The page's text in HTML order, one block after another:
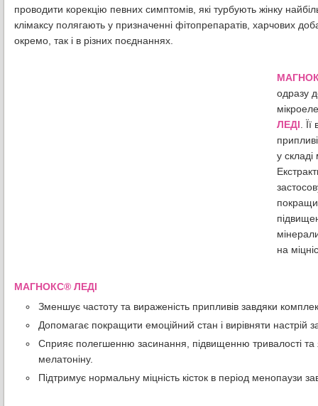
проводити корекцію певних симптомів, які турбують жінку
клімаксу полягають у призначенні фітопрепаратів, харчових
окремо, так і в різних поєднаннях.
одразу
ЛЕДІ .
у
на
МАГНОКС® ЛЕДІ
Зменшує частоту та вираженість припливів завдяки
Допомагає покращити емоційний стан і вирівняти
Сприяє полегшенню засинання, підвищенню тривалості та
мелатоніну.
Підтримує нормальну міцність кісток в період менопаузи